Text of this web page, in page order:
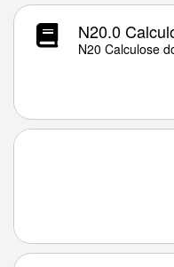
N20.0
N20 Calculose